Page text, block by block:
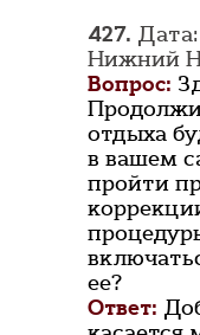
427. Дата:
Нижний
Вопрос:
отдыха
в вашем
пройти
ее?
Ответ: